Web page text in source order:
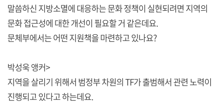
말씀하신 지방소멸에 대응하는 문화 정책이 실현되려면 지역의
문화 접근성에 대한 개선이 필요할 거 같은데요.
문체부에서는 어떤 지원책을 마련하고 있나요?
박성욱 앵커>
지역을 살리기 위해서 범정부 차원의 TF가 출범해서 관련 노력이
진행되고 있다고 하는데요.